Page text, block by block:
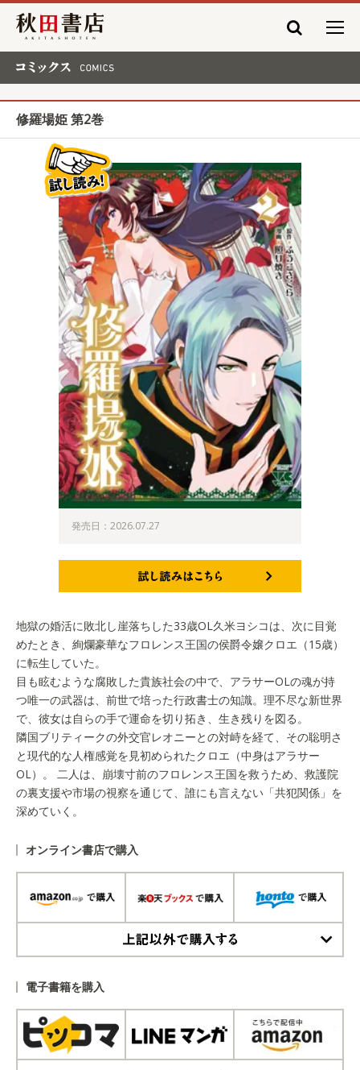
秋田書店
修羅場姫 第2巻
発売日：2026.07.27
地獄の婚活に敗北し崖落ちした33歳OL久米ヨシコは、次に目覚
めたとき、絢爛豪華なフロレンス王国の侯爵令嬢クロエ（15歳）
に転生していた。
目も眩むような腐敗した貴族社会の中で、アラサーOLの魂が持
つ唯一の武器は、前世で培った行政書士の知識。理不尽な新世界
で、彼女は自らの手で運命を切り拓き、生き残りを図る。
隣国ブリティークの外交官レオニーとの対峙を経て、その聡明さ
と現代的な人権感覚を見初められたクロエ（中身はアラサー
OL）。 二人は、崩壊寸前のフロレンス王国を救うため、救護院
の裏支援や市場の視察を通じて、誰にも言えない「共犯関係」を
深めていく。
オンライン書店で購入
電子書籍を購入